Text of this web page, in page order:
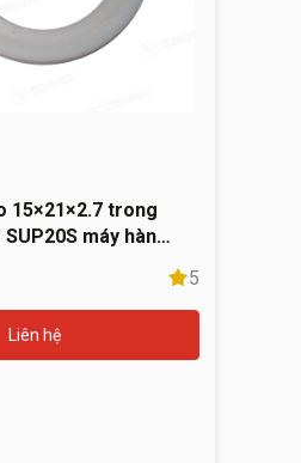
15×21×2.7 trong
máy hàn
5
Liên hệ